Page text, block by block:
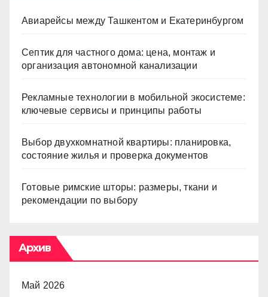
Авиарейсы между Ташкентом и Екатеринбургом
Септик для частного дома: цена, монтаж и
организация автономной канализации
Рекламные технологии в мобильной экосистеме:
ключевые сервисы и принципы работы
Выбор двухкомнатной квартиры: планировка,
состояние жилья и проверка документов
Готовые римские шторы: размеры, ткани и
рекомендации по выбору
Архив
Май 2026